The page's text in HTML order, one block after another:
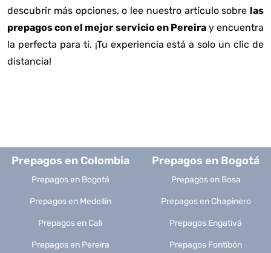
descubrir más opciones, o lee nuestro artículo sobre las
prepagos con el mejor servicio en Pereiray encuentra
la perfecta para ti. ¡Tu experiencia está a solo un clic de
distancia!
Prepagos en Colombia
Prepagos en Bogotá
Prepagos en Medellín
Prepagos en Cali
Prepagos en Pereira
Prepagos en Bogotá
Prepagos en Bosa
Prepagos en Chapinero
Prepagos Engativá
Prepagos Fontibón